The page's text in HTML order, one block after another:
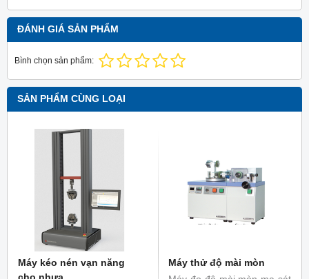
ĐÁNH GIÁ SẢN PHẨM
Bình chọn sản phẩm:
SẢN PHẨM CÙNG LOẠI
Máy kéo nén vạn năng
Máy thử độ mài mòn